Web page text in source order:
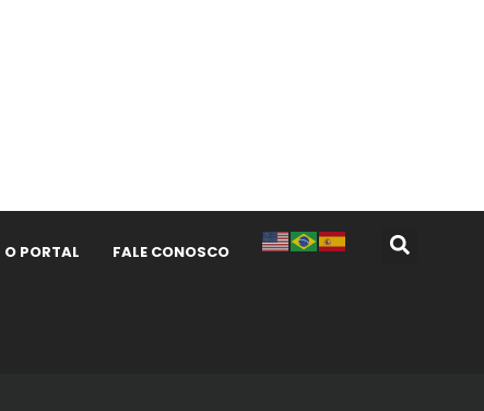
O PORTAL FALE CONOSCO